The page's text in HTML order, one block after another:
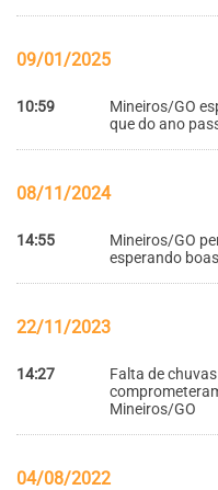
09/01/2025
10:59
Mineiros/GO
que do ano
08/11/2024
14:55
Mineiros/GO
esperando
22/11/2023
14:27
Falta de
Mineiros/GO
04/08/2022